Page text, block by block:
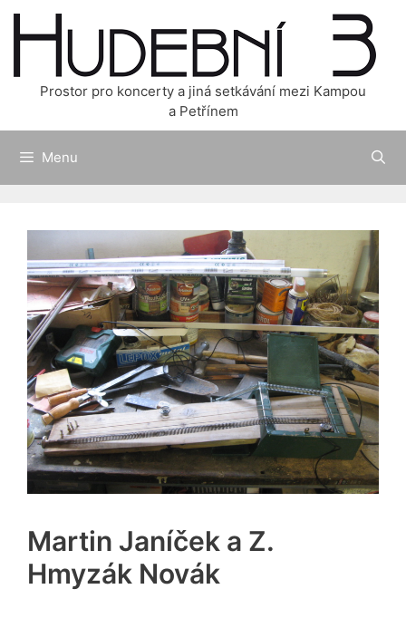
Přeskočit
Prostor pro koncerty a jiná setkávání mezi Kampou
a Petřínem
Menu
Martin Janíček a Z.
Hmyzák Novák